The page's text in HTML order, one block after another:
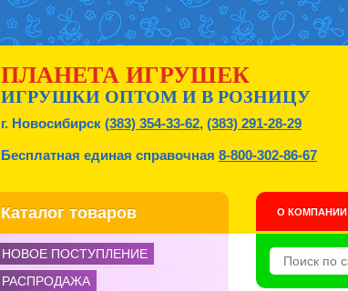
ПЛАНЕТА ИГРУШЕК
ИГРУШКИ ОПТОМ И В РОЗНИЦУ
г. Новосибирск (383) 354-33-62, (383) 291-28-29
Бесплатная единая справочная 8-800-302-86-67
Каталог товаров О КОМПАНИИ
НОВОЕ ПОСТУПЛЕНИЕ
РАСПРОДАЖА